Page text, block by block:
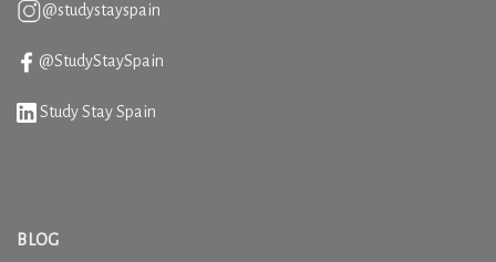
@studystayspain
@StudyStaySpain
Study Stay Spain
BLOG